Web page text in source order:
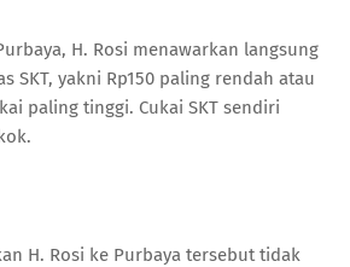
H. Rosi menawarkan langsung
SKT, yakni Rp150 paling rendah atau
paling tinggi. Cukai SKT sendiri
H. Rosi ke Purbaya tersebut tidak